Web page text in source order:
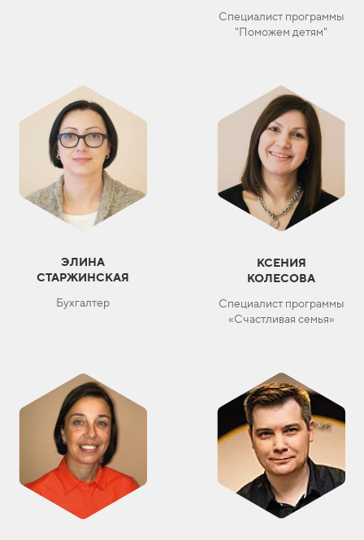
Специалист программы
"Поможем детям"
ЭЛИНА
СТАРЖИНСКАЯ
Бухгалтер
КСЕНИЯ
КОЛЕСОВА
Специалист программы
«Счастливая семья»